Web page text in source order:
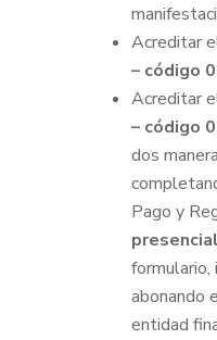
Acreditar
– código
Acreditar
– código
dos
Pago y
presencial
formulario,
abonando
entidad